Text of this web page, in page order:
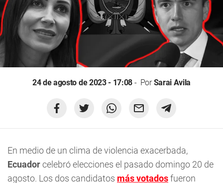
24 de agosto de 2023 - 17:08 PorSarai Avila
En medio de un clima de violencia exacerbada,
Ecuadorcelebró elecciones el pasado domingo 20 de
agosto. Los dos candidatos más votadosfueron